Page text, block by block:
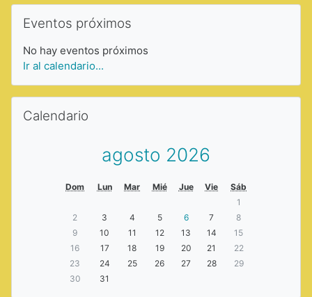
Saltar Eventos próximos
Eventos próximos
No hay eventos próximos
Ir al calendario...
Saltar Calendario
Calendario
agosto 2026
Dom Lun Mar Mié Jue Vie
Sáb
1
2
3 4 5 6 7
8
9
10 11 12 13 14
15
16
17 18 19 20 21
22
23
24 25 26 27 28
29
30
31